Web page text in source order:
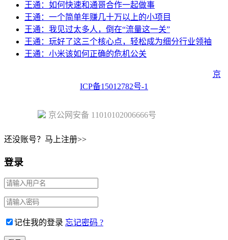
王通：如何快速和通哥合作一起做事
王通：一个简单年赚几十万以上的小项目
王通：我见过太多人，倒在“流量这一关”
王通：玩好了这三个核心点，轻松成为细分行业领袖
王通：小米该如何正确的危机公关
京
ICP备15012782号-1
京公网安备 11010102006666号
还没账号？马上注册>>
登录
记住我的登录 忘记密码 ?